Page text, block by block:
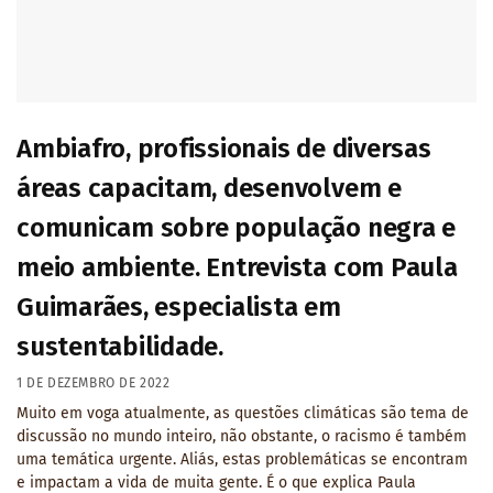
Ambiafro, profissionais de diversas
áreas capacitam, desenvolvem e
comunicam sobre população negra e
meio ambiente. Entrevista com Paula
Guimarães, especialista em
sustentabilidade.
1 DE DEZEMBRO DE 2022
Muito em voga atualmente, as questões climáticas são tema de
discussão no mundo inteiro, não obstante, o racismo é também
uma temática urgente. Aliás, estas problemáticas se encontram
e impactam a vida de muita gente. É o que explica Paula